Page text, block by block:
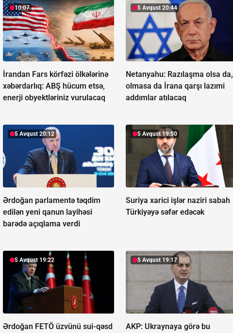
10:07
İrandan Fars körfəzi ölkələrinə
xəbərdarlıq: ABŞ hücum etsə,
enerji obyektləriniz vurulacaq
5 Avqust 20:44
Netanyahu: Razılaşma olsa da,
olmasa da İrana qarşı lazımi
addımlar atılacaq
5 Avqust 20:12
Ərdoğan parlamentə təqdim
edilən yeni qanun layihəsi
barədə açıqlama verdi
5 Avqust 19:50
Suriya xarici işlər naziri sabah
Türkiyəyə səfər edəcək
5 Avqust 19:22
Ərdoğan FETÖ üzvünü sui-qəsd
5 Avqust 19:17
AKP: Ukraynaya görə bu